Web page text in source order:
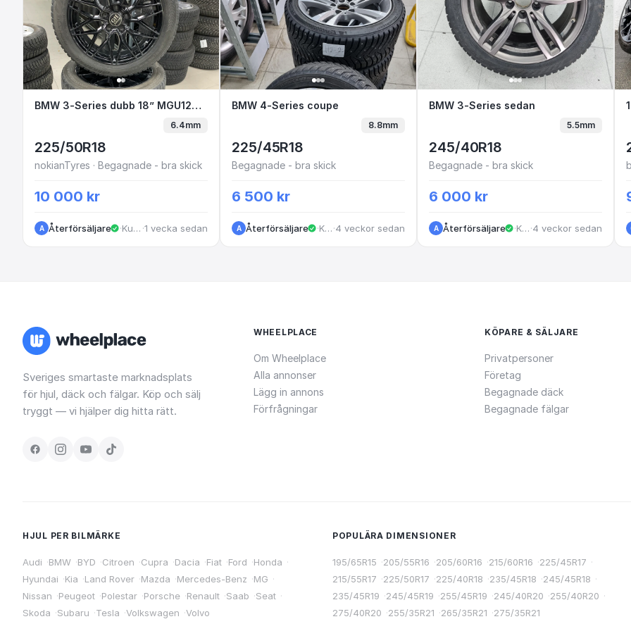
BMW 3-Series dubb 18” MGU128 E2-1
BMW 3-Series dubb 18” MGU128 E2-1
6.4mm
225/50R18
nokianTyres · Begagnade - bra skick
10 000 kr
A Återförsäljare · Kungälv ·1 vecka sedan
BMW 4-Series coupe
BMW 4-Series coupe
8.8mm
225/45R18
Begagnade - bra skick
6 500 kr
A Återförsäljare · Kungälv·4 veckor sedan
BMW 3-Series sedan
BMW 3-Series sedan
5.5mm
245/40R18
Begagnade - bra skick
6 000 kr
A Återförsäljare · Kungälv·4 veckor sedan
Sveriges smartaste marknadsplats
för hjul, däck och fälgar. Köp och sälj
tryggt — vi hjälper dig hitta rätt.
WHEELPLACE
Om Wheelplace
Alla annonser
Lägg in annons
Förfrågningar
KÖPARE & SÄLJARE
Privatpersoner
Företag
Begagnade däck
Begagnade fälgar
HJUL PER BILMÄRKE
Audi ·BMW ·BYD ·Citroen ·Cupra ·Dacia ·Fiat ·Ford ·Honda ·
Hyundai ·Kia ·Land Rover ·Mazda ·Mercedes-Benz ·MG ·
Nissan ·Peugeot ·Polestar ·Porsche ·Renault ·Saab ·Seat ·
Skoda ·Subaru ·Tesla ·Volkswagen ·Volvo
POPULÄRA DIMENSIONER
195/65R15 ·205/55R16 ·205/60R16 ·215/60R16 ·225/45R17 ·
215/55R17 ·225/50R17 ·225/40R18 ·235/45R18 ·245/45R18 ·
235/45R19 ·245/45R19 ·255/45R19 ·245/40R20 ·255/40R20 ·
275/40R20 ·255/35R21 ·265/35R21 ·275/35R21